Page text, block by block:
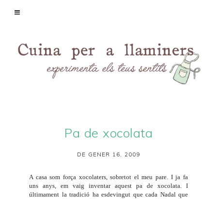
Pa de xocolata
DE GENER 16, 2009
A casa som força xocolaters, sobretot el meu pare. I ja fa
uns anys, em vaig inventar aquest pa de xocolata. I
últimament la tradició ha esdevingut que cada Nadal que